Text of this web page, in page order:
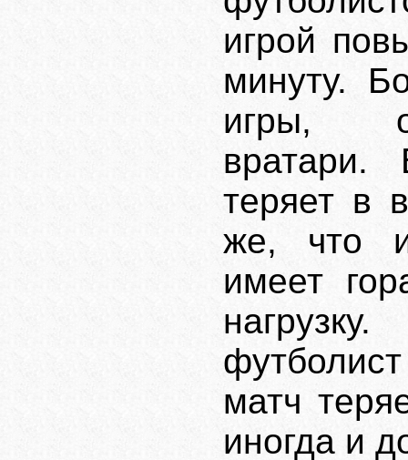
игрой
минуту.
игры,
теряет в
же, что и
имеет
матч
иногда и